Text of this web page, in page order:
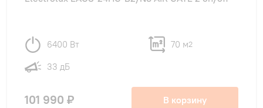
6400 Вт 70 м2
33 дБ
101 990 ₽ В корзину